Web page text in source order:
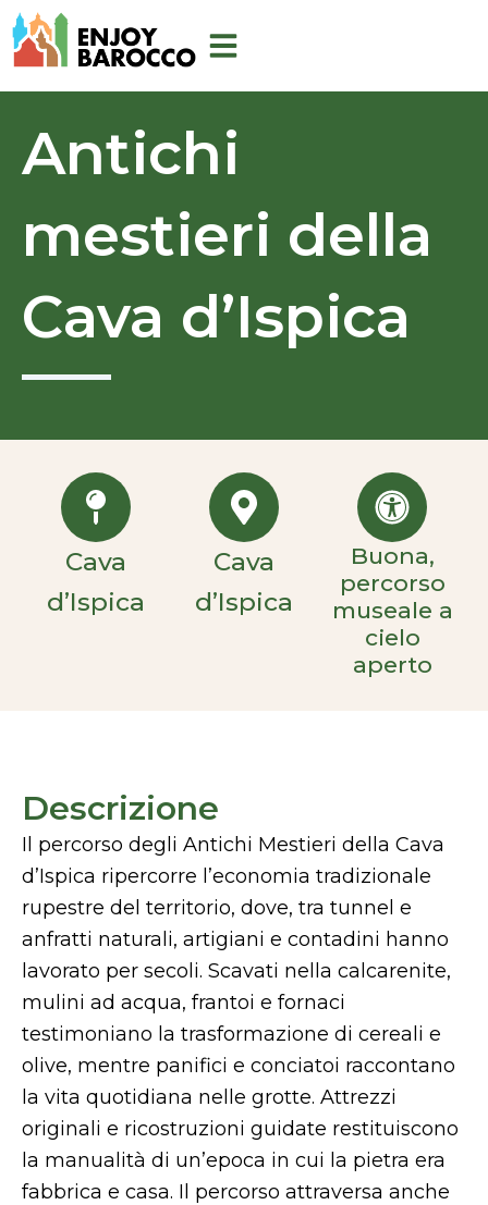
Aller
au
Antichi
mestieri della
Cava d’Ispica
Cava
d’Ispica
Cava
d’Ispica
Buona,
percorso
museale a
cielo
aperto
Descrizione
Il percorso degli Antichi Mestieri della Cava
d’Ispica ripercorre l’economia tradizionale
rupestre del territorio, dove, tra tunnel e
anfratti naturali, artigiani e contadini hanno
lavorato per secoli. Scavati nella calcarenite,
mulini ad acqua, frantoi e fornaci
testimoniano la trasformazione di cereali e
olive, mentre panifici e conciatoi raccontano
la vita quotidiana nelle grotte. Attrezzi
originali e ricostruzioni guidate restituiscono
la manualità di un’epoca in cui la pietra era
fabbrica e casa. Il percorso attraversa anche